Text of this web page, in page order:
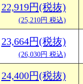
22,919円(税抜)
(25,210円 税込)
23,664円(税抜)
(26,030円 税込)
24,400円(税抜)